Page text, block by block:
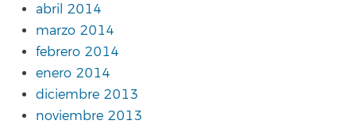
abril 2014
marzo 2014
febrero 2014
enero 2014
diciembre 2013
noviembre 2013